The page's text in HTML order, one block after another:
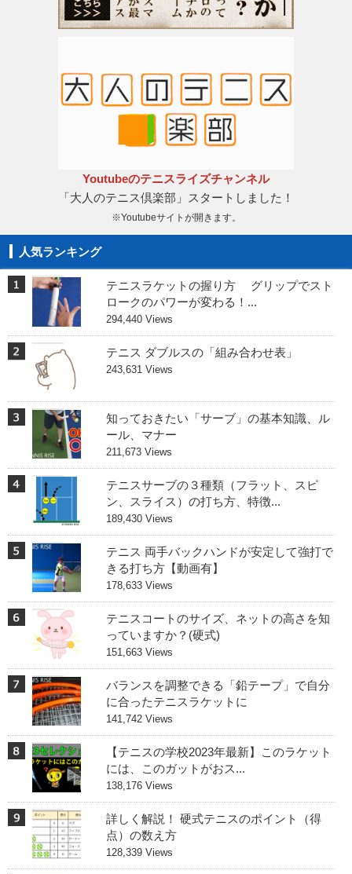
Youtubeのテニスライズチャンネル
「大人のテニス倶楽部」スタートしました！
※Youtubeサイトが開きます。
人気ランキング
テニスラケットの握り方 グリップでスト
ロークのパワーが変わる！...
294,440 Views
テニス ダブルスの「組み合わせ表」
243,631 Views
知っておきたい「サーブ」の基本知識、ル
ール、マナー
211,673 Views
テニスサーブの３種類（フラット、スピ
ン、スライス）の打ち方、特徴...
189,430 Views
テニス 両手バックハンドが安定して強打で
きる打ち方【動画有】
178,633 Views
テニスコートのサイズ、ネットの高さを知
っていますか？(硬式)
151,663 Views
バランスを調整できる「鉛テープ」で自分
に合ったテニスラケットに
141,742 Views
【テニスの学校2023年最新】このラケット
には、このガットがおス...
138,176 Views
詳しく解説！ 硬式テニスのポイント（得
点）の数え方
128,339 Views